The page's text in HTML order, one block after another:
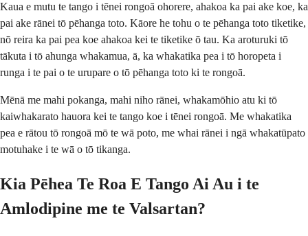
Kaua e mutu te tango i tēnei rongoā ohorere, ahakoa ka pai ake koe, ka
pai ake rānei tō pēhanga toto. Kāore he tohu o te pēhanga toto tiketike,
nō reira ka pai pea koe ahakoa kei te tiketike ō tau. Ka aroturuki tō
tākuta i tō ahunga whakamua, ā, ka whakatika pea i tō horopeta i
runga i te pai o te urupare o tō pēhanga toto ki te rongoā.
Mēnā me mahi pokanga, mahi niho rānei, whakamōhio atu ki tō
kaiwhakarato hauora kei te tango koe i tēnei rongoā. Me whakatika
pea e rātou tō rongoā mō te wā poto, me whai rānei i ngā whakatūpato
motuhake i te wā o tō tikanga.
Kia Pēhea Te Roa E Tango Ai Au i te
Amlodipine me te Valsartan?